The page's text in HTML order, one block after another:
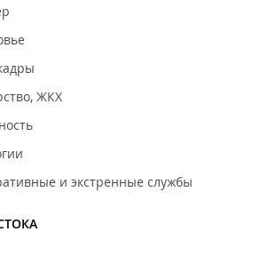
МЧС" среди 2008 г. р. Владивосток
турнир по мини-футболу на
МЧС" среди 2009 г. р. Владивосток
этап Всероссийского
среди детей 2009 г. р.
этап Всероссийского
среди детей 2011 г. р.
г.
ЖКХ
и экстренные службы